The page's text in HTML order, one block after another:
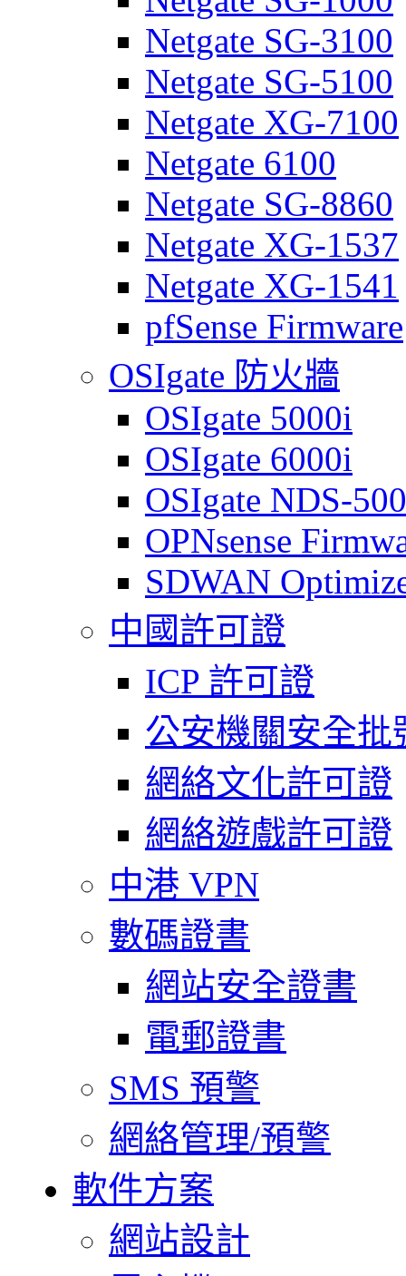
Netgate SG-3100
Netgate SG-5100
Netgate XG-7100
Netgate 6100
Netgate SG-8860
Netgate XG-1537
Netgate XG-1541
pfSense Firmware
OSIgate 防火牆
OSIgate 5000i
OSIgate 6000i
OSIgate NDS-
OPNsense
SDWAN
中國許可證
ICP 許可證
公安機關安全批
網絡文化許可證
網絡遊戲許可證
中港 VPN
數碼證書
網站安全證書
電郵證書
SMS 預警
網絡管理/預警
軟件方案
網站設計